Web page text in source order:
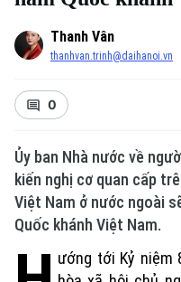
Thanh Vân
thanhvan.trinh@daihanoi.vn
0
Ủy ban Nhà nước về
kiến nghị cơ quan cấp
Việt Nam ở nước ngoài
Quốc khánh Việt Nam.
ướng tới Kỷ niệm